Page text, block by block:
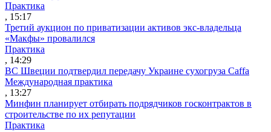
Практика
, 15:17
Третий аукцион по приватизации активов экс-владельца
«Макфы» провалился
Практика
, 14:29
ВС Швеции подтвердил передачу Украине сухогруза Caffa
Международная практика
, 13:27
Минфин планирует отбирать подрядчиков госконтрактов в
строительстве по их репутации
Практика